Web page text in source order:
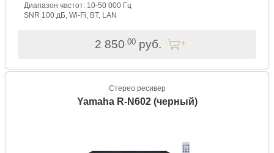
Диапазон частот: 10-50 000 Гц
SNR 100 дБ, Wi-Fi, BT, LAN
2 850 .00руб.
Стерео ресивер
Yamaha R-N602 (черный)